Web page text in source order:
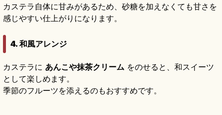
カステラ自体に甘みがあるため、砂糖を加えなくても甘さを
感じやすい仕上がりになります。
4. 和風アレンジ
カステラに あんこや抹茶クリーム をのせると、和スイーツ
として楽しめます。
季節のフルーツを添えるのもおすすめです。